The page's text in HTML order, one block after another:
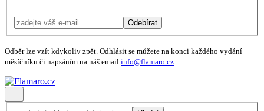
Odebírat
Odběr lze vzít kdykoliv zpět. Odhlásit se můžete na konci každého vydání
měsíčníku či napsáním na náš email info@flamaro.cz.